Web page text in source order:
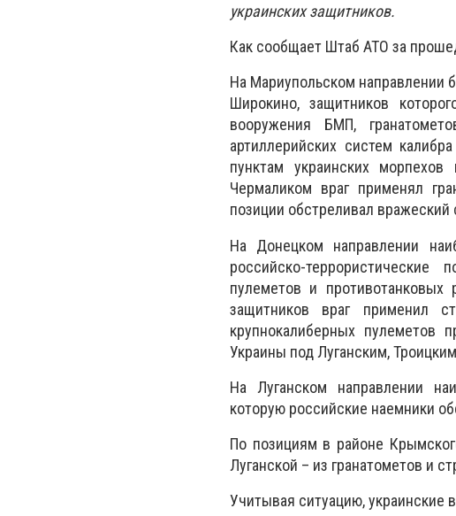
украинских защитников.
Как сообщает Штаб АТО за
На Мариупольском направлении
Широкино, защитников
вооружения БМП,
артиллерийских систем
пунктам украинских
Чермаликом враг применял
позиции обстреливал вражеский
На Донецком направлении
российско-террористические
пулеметов и
защитников враг применил
крупнокалиберных
Украины под Луганским,
На Луганском направлении
которую российские наемники
По позициям в районе
Луганской – из гранатометов и
Учитывая ситуацию, украинские